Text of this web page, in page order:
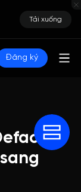
Tải xuống
Đăng ký